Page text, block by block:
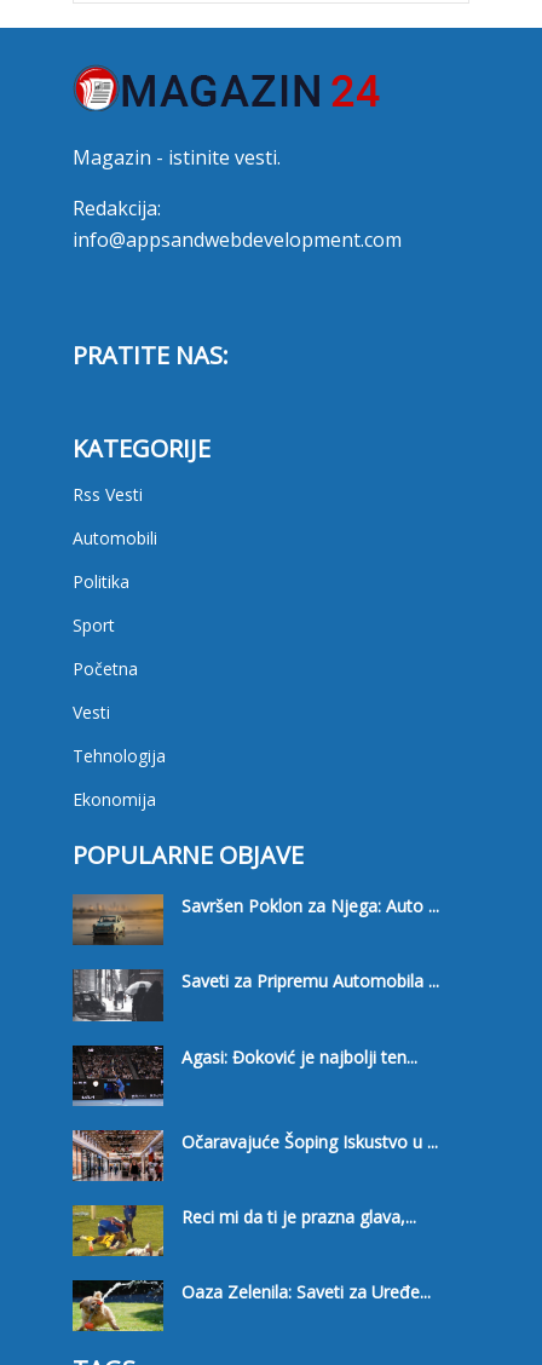
Magazin - istinite vesti.
Redakcija:
info@appsandwebdevelopment.com
PRATITE NAS:
KATEGORIJE
Rss Vesti
Automobili
Politika
Sport
Početna
Vesti
Tehnologija
Ekonomija
POPULARNE OBJAVE
Savršen Poklon za Njega: Auto ...
Saveti za Pripremu Automobila ...
Agasi: Đoković je najbolji ten...
Očaravajuće Šoping Iskustvo u ...
Reci mi da ti je prazna glava,...
Oaza Zelenila: Saveti za Uređe...